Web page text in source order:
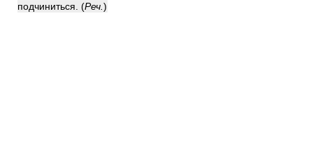
подчиниться. (Реч. )